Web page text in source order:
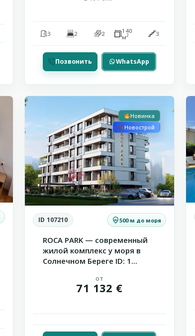
3 2 2
140
м2 3
Позвонить WhatsApp
11
Берег
Новинка
Новострой
ID 107210 500 м до моря
ROCA PARK — современный
жилой комплекс у моря в
Солнечном Береге ID: 1...
от
71 132 €
13